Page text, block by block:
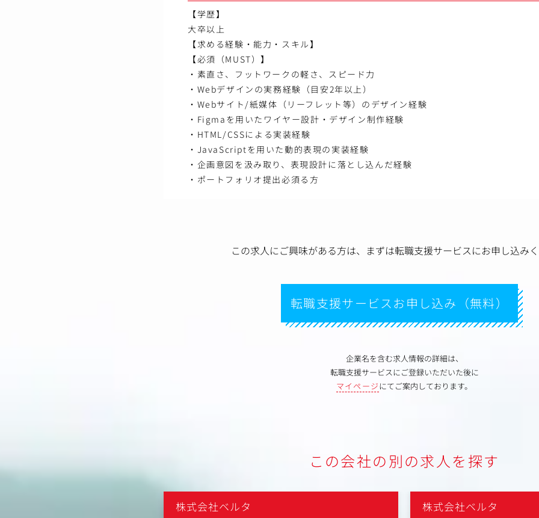
【学歴】
大卒以上
【求める経験・能力・スキル】
【必須（MUST）】
・素直さ、フットワークの軽さ、スピード力
・Webデザインの実務経験（目安2年以上）
・Webサイト/紙媒体（リーフレット等）のデザイン経験
・Figmaを用いたワイヤー設計・デザイン制作経験
・HTML/CSSによる実装経験
・JavaScriptを用いた動的表現の実装経験
・企画意図を汲み取り、表現設計に落とし込んだ経験
・ポートフォリオ提出必須る方
この求人にご興味がある方は、 まずは転職支援サービスにお申し込み
転職支援サービスお申し込み（無料）
企業名を含む求人情報の詳細は、
転職支援サービスにご登録いただいた後に
マイページにてご案内しております。
この会社の別の求人を探す
株式会社ベルタ 株式会社ベルタ